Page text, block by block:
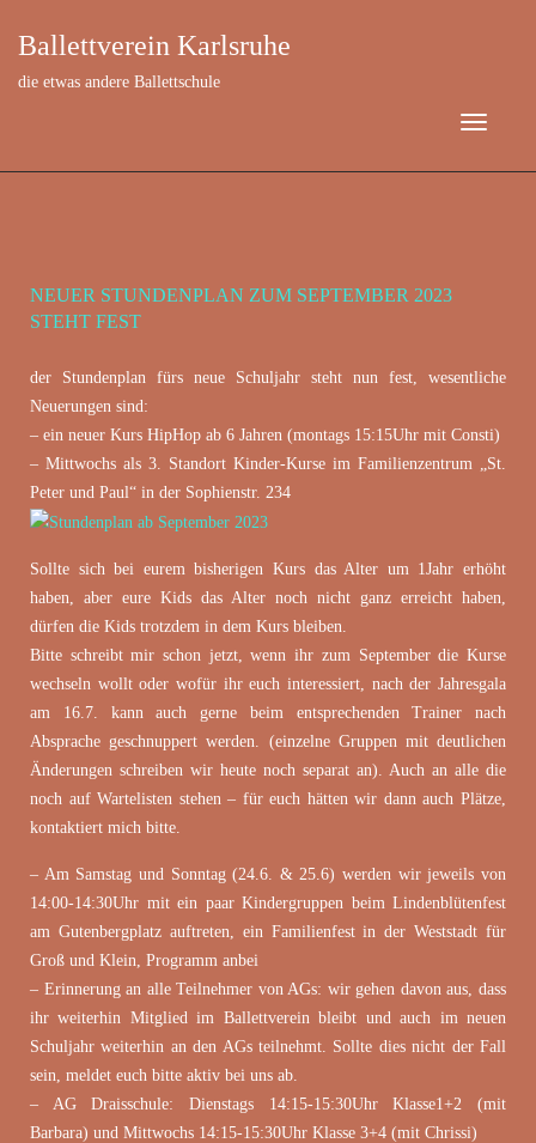
Ballettverein Karlsruhe
die etwas andere Ballettschule
Juni 21, 2023
NEUER STUNDENPLAN ZUM SEPTEMBER 2023
STEHT FEST
der Stundenplan fürs neue Schuljahr steht nun fest, wesentliche
Neuerungen sind:
– ein neuer Kurs HipHop ab 6 Jahren (montags 15:15Uhr mit Consti)
– Mittwochs als 3. Standort Kinder-Kurse im Familienzentrum „St.
Peter und Paul“ in der Sophienstr. 234
Sollte sich bei eurem bisherigen Kurs das Alter um 1Jahr erhöht
haben, aber eure Kids das Alter noch nicht ganz erreicht haben,
dürfen die Kids trotzdem in dem Kurs bleiben.
Bitte schreibt mir schon jetzt, wenn ihr zum September die Kurse
wechseln wollt oder wofür ihr euch interessiert, nach der Jahresgala
am 16.7. kann auch gerne beim entsprechenden Trainer nach
Absprache geschnuppert werden. (einzelne Gruppen mit deutlichen
Änderungen schreiben wir heute noch separat an). Auch an alle die
noch auf Wartelisten stehen – für euch hätten wir dann auch Plätze,
kontaktiert mich bitte.
– Am Samstag und Sonntag (24.6. & 25.6) werden wir jeweils von
14:00-14:30Uhr mit ein paar Kindergruppen beim Lindenblütenfest
am Gutenbergplatz auftreten, ein Familienfest in der Weststadt für
Groß und Klein, Programm anbei
– Erinnerung an alle Teilnehmer von AGs: wir gehen davon aus, dass
ihr weiterhin Mitglied im Ballettverein bleibt und auch im neuen
Schuljahr weiterhin an den AGs teilnehmt. Sollte dies nicht der Fall
sein, meldet euch bitte aktiv bei uns ab.
– AG Draisschule: Dienstags 14:15-15:30Uhr Klasse1+2 (mit
Barbara) und Mittwochs 14:15-15:30Uhr Klasse 3+4 (mit Chrissi)